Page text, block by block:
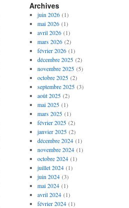
Archives
juin 2026(1)
mai 2026(1)
avril 2026(1)
mars 2026(2)
février 2026(1)
décembre 2025(2)
novembre 2025(5)
octobre 2025(2)
septembre 2025(3)
août 2025(2)
mai 2025(1)
mars 2025(1)
février 2025(2)
janvier 2025(2)
décembre 2024(1)
novembre 2024(1)
octobre 2024(1)
juillet 2024(1)
juin 2024(3)
mai 2024(1)
avril 2024(1)
février 2024(1)